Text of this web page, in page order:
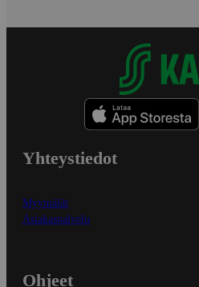
Yhteystiedot
Myymälät
Asiakaspalvelu
Ohjeet